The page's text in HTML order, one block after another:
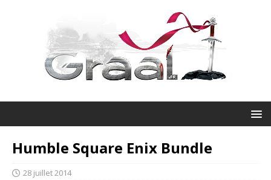
Humble Square Enix Bundle
28 juillet 2014